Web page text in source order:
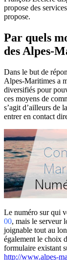
propose des
propose.
Par quels
des Alpes-
Dans le but de
Alpes-Maritimes a
diversifiés pour
ces moyens de
s’agit d’ailleurs de
entrer en contact
Le numéro sur qui
00, mais le serveur
joignable tout au
également le choix
formulaire existant
http://www.alpes-